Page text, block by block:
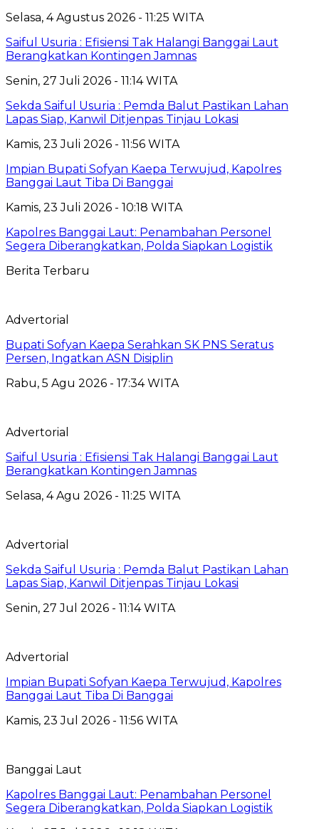
Selasa, 4 Agustus 2026 - 11:25 WITA
Saiful Usuria : Efisiensi Tak Halangi Banggai Laut
Berangkatkan Kontingen Jamnas
Senin, 27 Juli 2026 - 11:14 WITA
Sekda Saiful Usuria : Pemda Balut Pastikan Lahan
Lapas Siap, Kanwil Ditjenpas Tinjau Lokasi
Kamis, 23 Juli 2026 - 11:56 WITA
Impian Bupati Sofyan Kaepa Terwujud, Kapolres
Banggai Laut Tiba Di Banggai
Kamis, 23 Juli 2026 - 10:18 WITA
Kapolres Banggai Laut: Penambahan Personel
Segera Diberangkatkan, Polda Siapkan Logistik
Berita Terbaru
Advertorial
Bupati Sofyan Kaepa Serahkan SK PNS Seratus
Persen, Ingatkan ASN Disiplin
Rabu, 5 Agu 2026 - 17:34 WITA
Advertorial
Saiful Usuria : Efisiensi Tak Halangi Banggai Laut
Berangkatkan Kontingen Jamnas
Selasa, 4 Agu 2026 - 11:25 WITA
Advertorial
Sekda Saiful Usuria : Pemda Balut Pastikan Lahan
Lapas Siap, Kanwil Ditjenpas Tinjau Lokasi
Senin, 27 Jul 2026 - 11:14 WITA
Advertorial
Impian Bupati Sofyan Kaepa Terwujud, Kapolres
Banggai Laut Tiba Di Banggai
Kamis, 23 Jul 2026 - 11:56 WITA
Banggai Laut
Kapolres Banggai Laut: Penambahan Personel
Segera Diberangkatkan, Polda Siapkan Logistik